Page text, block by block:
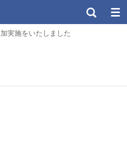
実施をいたしました